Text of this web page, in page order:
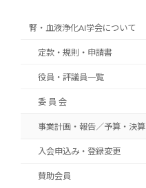
腎・血液浄化AI学会について
定款・規則・申請書
役員・評議員一覧
委 員 会
事業計画・報告／予算・決算
入会申込み・登録変更
賛助会員